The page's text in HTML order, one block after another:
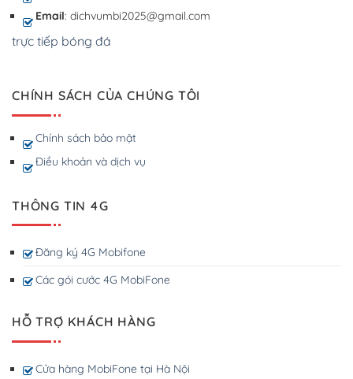
Email: dichvumbi2025@gmail.com
trực tiếp bóng đá
CHÍNH SÁCH CỦA CHÚNG TÔI
Chính sách bảo mật
Điều khoản và dịch vụ
THÔNG TIN 4G
Đăng ký 4G Mobifone
Các gói cước 4G MobiFone
HỖ TRỢ KHÁCH HÀNG
Cửa hàng MobiFone tại Hà Nội